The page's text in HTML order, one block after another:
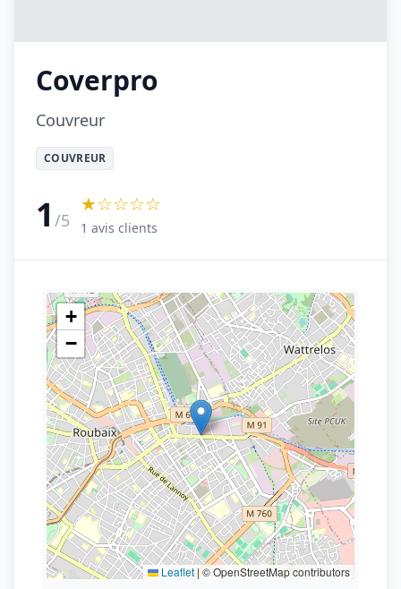
Coverpro
Couvreur
COUVREUR
1 /5
★☆☆☆☆
1 avis clients
+
−
Leaflet|© OpenStreetMap contributors